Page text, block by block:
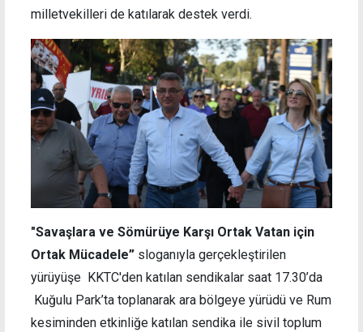
milletvekilleri de katılarak destek verdi.
"Savaşlara ve Sömürüye Karşı Ortak Vatan için
Ortak Mücadele” sloganıyla gerçekleştirilen
yürüyüşe KKTC'den katılan sendikalar saat 17.30’da
Kuğulu Park’ta toplanarak ara bölgeye yürüdü ve Rum
kesiminden etkinliğe katılan sendika ile sivil toplum